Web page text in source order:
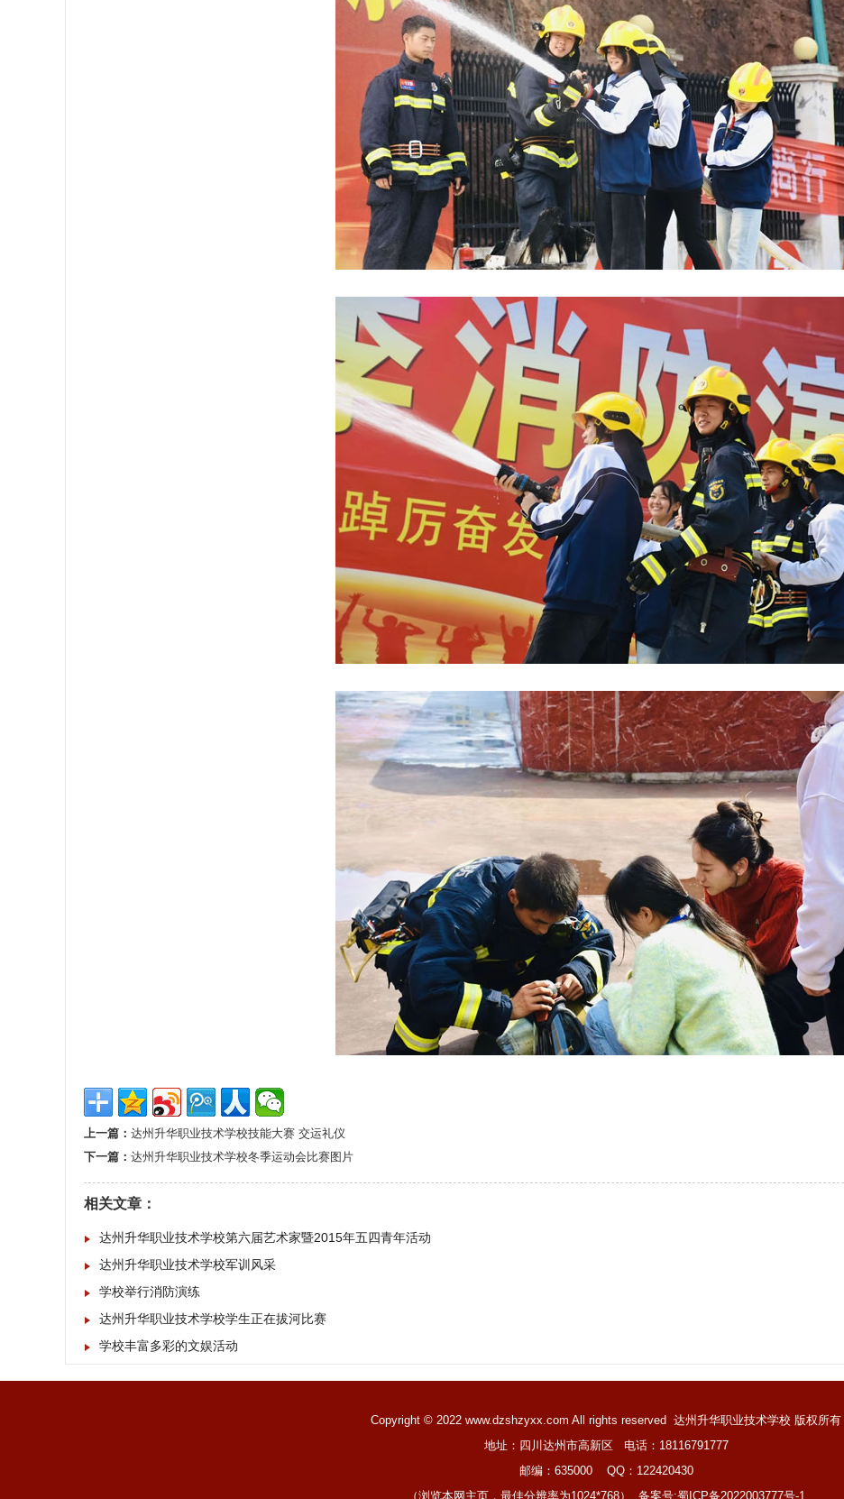
上一篇： 达州升华职业技术学校技能大赛 交运礼仪
下一篇： 达州升华职业技术学校冬季运动会比赛图片
相关文章：
达州升华职业技术学校第六届艺术家暨2015年五四青年活动
达州升华职业技术学校军训风采
学校举行消防演练
达州升华职业技术学校学生正在拔河比赛
学校丰富多彩的文娱活动
Copyright © 2022 www.dzshzyxx.com All rights reserved 达州升华职业技术学校 版权所有
地址：四川达州市高新区 电话：18116791777
邮编：635000 QQ：122420430
（浏览本网主页，最佳分辨率为1024*768） 备案号:蜀ICP备2022003777号-1